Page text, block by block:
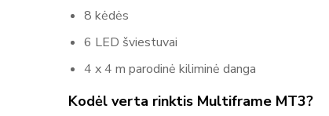
8 kėdės
6 LED šviestuvai
4 x 4 m parodinė kiliminė danga
Kodėl verta rinktis Multiframe MT3?